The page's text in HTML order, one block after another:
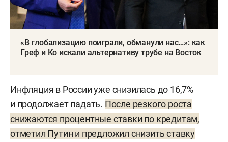
«В глобализацию поиграли, обманули нас…»: как
Греф и Ко искали альтернативу трубе на Восток
Инфляция в России уже снизилась до 16,7%
и продолжает падать. После резкого роста
снижаются процентные ставки по кредитам,
отметил Путин и предложил снизить ставку